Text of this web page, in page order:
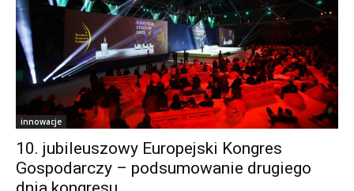
innowacje
10. jubileuszowy Europejski Kongres
Gospodarczy – podsumowanie drugiego